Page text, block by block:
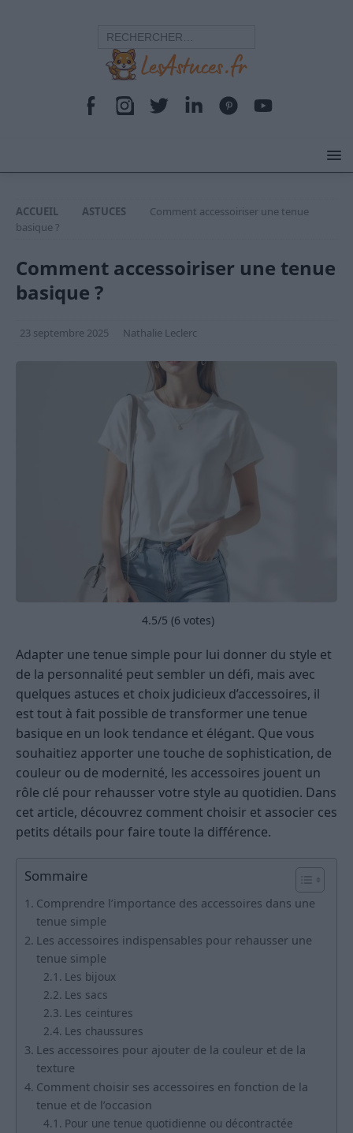
ACCUEIL ASTUCES
Comment accessoiriser une tenue
basique ?
Comment accessoiriser une tenue
basique ?
23 septembre 2025 Nathalie Leclerc
4.5/5 (6 votes)
Adapter une tenue simple pour lui donner du style et
de la personnalité peut sembler un défi, mais avec
quelques astuces et choix judicieux d’accessoires, il
est tout à fait possible de transformer une tenue
basique en un look tendance et élégant. Que vous
souhaitiez apporter une touche de sophistication, de
couleur ou de modernité, les accessoires jouent un
rôle clé pour rehausser votre style au quotidien. Dans
cet article, découvrez comment choisir et associer ces
petits détails pour faire toute la différence.
Sommaire
Comprendre l’importance des accessoires dans une
tenue simple
Les accessoires indispensables pour rehausser une
tenue simple
Les bijoux
Les sacs
Les ceintures
Les chaussures
Les accessoires pour ajouter de la couleur et de la
texture
Comment choisir ses accessoires en fonction de la
tenue et de l’occasion
Pour une tenue quotidienne ou décontractée